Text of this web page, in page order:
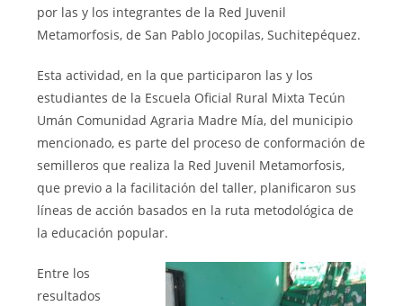
por las y los integrantes de la Red Juvenil
Metamorfosis, de San Pablo Jocopilas, Suchitepéquez.
Esta actividad, en la que participaron las y los
estudiantes de la Escuela Oficial Rural Mixta Tecún
Umán Comunidad Agraria Madre Mía, del municipio
mencionado, es parte del proceso de conformación de
semilleros que realiza la Red Juvenil Metamorfosis,
que previo a la facilitación del taller, planificaron sus
líneas de acción basados en la ruta metodológica de
la educación popular.
Entre los
resultados